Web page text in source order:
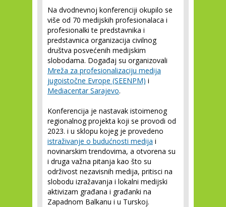
Na dvodnevnoj konferenciji okupilo se
više od 70 medijskih profesionalaca i
profesionalki te predstavnika i
predstavnica organizacija civilnog
društva posvećenih medijskim
slobodama. Događaj su organizovali
Mreža za profesionalizaciju medija
jugoistočne Evrope (SEENPM) i
Mediacentar Sarajevo.
Konferencija je nastavak istoimenog
regionalnog projekta koji se provodi od
2023. i u sklopu kojeg je provedeno
istraživanje o budućnosti medija i
novinarskim trendovima, a otvorena su
i druga važna pitanja kao što su
održivost nezavisnih medija, pritisci na
slobodu izražavanja i lokalni medijski
aktivizam građana i građanki na
Zapadnom Balkanu i u Turskoj.